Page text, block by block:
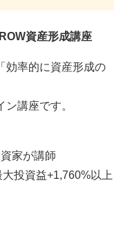
資産形成講座
効率的に資産形成の
講座です。
家が講師
投資益+1,760%以上